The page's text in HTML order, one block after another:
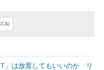
AI
」は放置してもいいのか リ